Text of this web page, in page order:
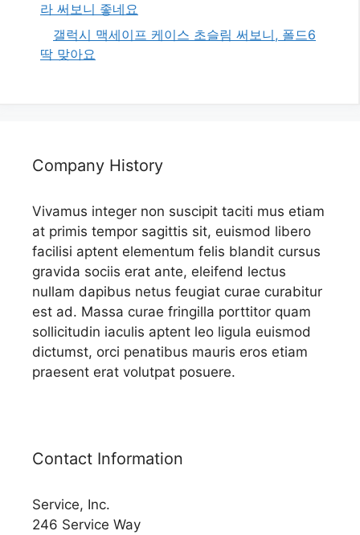
라 써보니 좋네요
갤럭시 맥세이프 케이스 초슬림 써보니, 폴드6
딱 맞아요
Company History
Vivamus integer non suscipit taciti mus etiam
at primis tempor sagittis sit, euismod libero
facilisi aptent elementum felis blandit cursus
gravida sociis erat ante, eleifend lectus
nullam dapibus netus feugiat curae curabitur
est ad. Massa curae fringilla porttitor quam
sollicitudin iaculis aptent leo ligula euismod
dictumst, orci penatibus mauris eros etiam
praesent erat volutpat posuere.
Contact Information
Service, Inc.
246 Service Way